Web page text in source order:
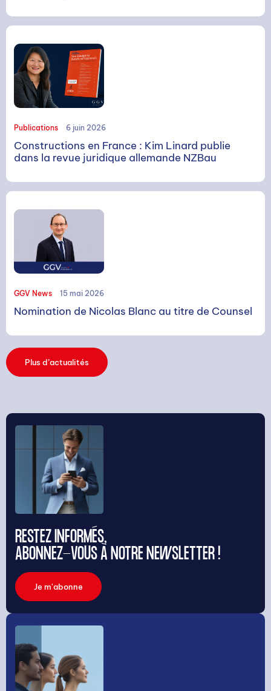
RECHERCHE
Publications 6 juin 2026
Constructions en France : Kim Linard publie
dans la revue juridique allemande NZBau
GGV News 15 mai 2026
Nomination de Nicolas Blanc au titre de Counsel
Plus d’actualités
RESTEZ INFORMÉS,
ABONNEZ-VOUS À NOTRE NEWSLETTER !
Je m'abonne